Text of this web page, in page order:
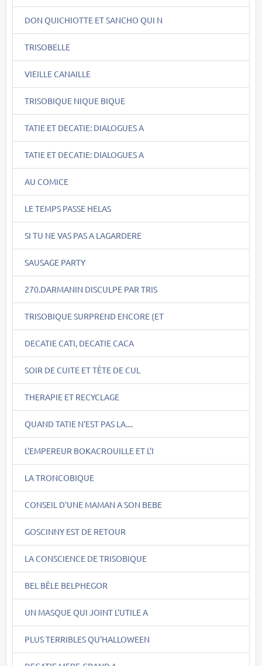
DON QUICHIOTTE ET SANCHO QUI N
TRISOBELLE
VIEILLE CANAILLE
TRISOBIQUE NIQUE BIQUE
TATIE ET DECATIE: DIALOGUES A
TATIE ET DECATIE: DIALOGUES A
AU COMICE
LE TEMPS PASSE HELAS
SI TU NE VAS PAS A LAGARDERE
SAUSAGE PARTY
270.DARMANIN DISCULPE PAR TRIS
TRISOBIQUE SURPREND ENCORE (ET
DECATIE CATI, DECATIE CACA
SOIR DE CUITE ET TÊTE DE CUL
THERAPIE ET RECYCLAGE
QUAND TATIE N'EST PAS LA....
L'EMPEREUR BOKACROUILLE ET L'I
LA TRONCOBIQUE
CONSEIL D'UNE MAMAN A SON BEBE
GOSCINNY EST DE RETOUR
LA CONSCIENCE DE TRISOBIQUE
BEL BÊLE BELPHEGOR
UN MASQUE QUI JOINT L'UTILE A
PLUS TERRIBLES QU'HALLOWEEN